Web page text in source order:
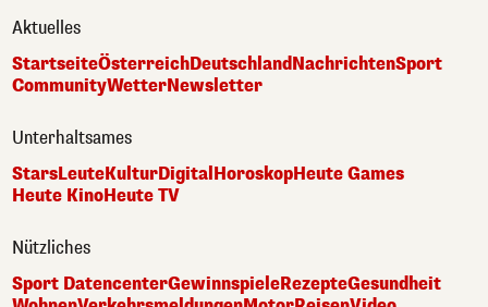
Aktuelles
StartseiteÖsterreichDeutschlandNachrichtenSport
CommunityWetterNewsletter
Unterhaltsames
StarsLeuteKulturDigital HoroskopHeute Games
Heute KinoHeute TV
Nützliches
Sport DatencenterGewinnspieleRezepteGesundheit